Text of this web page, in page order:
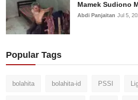
Mamek Sudiono
Abdi Panjaitan Jul 5,
Popular Tags
bolahita bolahita-id PSSI